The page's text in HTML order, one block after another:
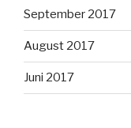
September 2017
August 2017
Juni 2017